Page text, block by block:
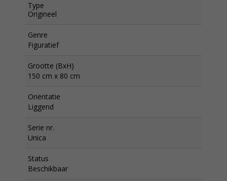
Type
Origineel
Genre
Figuratief
Grootte (BxH)
150 cm x 80 cm
Oriëntatie
Liggend
Serie nr.
Unica
Status
Beschikbaar